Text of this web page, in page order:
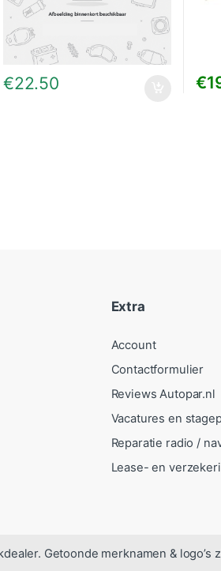
€22.50 €
Extra
Account
Contactformulier
Reviews Autopar.nl
Vacatures en
Reparatie radio /
Lease- en
Getoonde merknamen & logo’s